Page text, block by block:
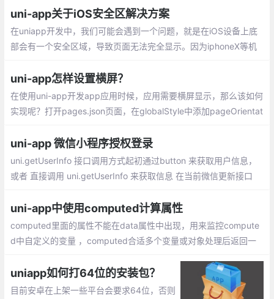
uni-app关于iOS安全区解决方案
在uniapp开发中，我们可能会遇到一个问题，就是在iOS设备上底
部会有一个安全区域，导致页面无法完全显示。因为iphoneX等机
安全区边距会往上提
uni-app怎样设置横屏？
在使用uni-app开发app应用时候，应用需要横屏显示，那么该如何
实现呢？打开pages.json页面，在globalStyle中添加pageOrientat
uni-app 微信小程序授权登录
uni.getUserInfo 接口调用方式起初通过button 来获取用户信息，
或者 直接调用 uni.getUserInfo 来获取信息 在当前微信更新接口
uni-app中使用computed计算属性
computed里面的属性不能在data属性中出现，用来监控compute
d中自定义的变量 ，computed合适多个变量或对象处理后返回一
生变化
uniapp如何打64位的安装包？
目前安卓在上架一些平台会要求64位，否则